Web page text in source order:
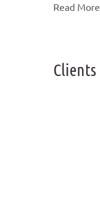
Read More
Clients